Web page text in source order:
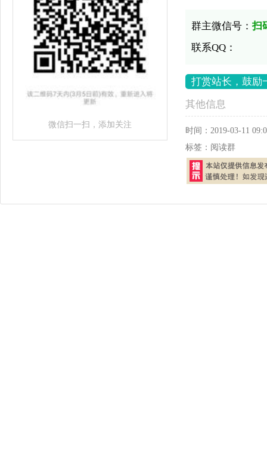
微信扫一扫，添加关注
群主微信号： 扫
联系QQ：
打赏站长，鼓励
其他信息
时间： 2019-03-11
标签： 阅读群